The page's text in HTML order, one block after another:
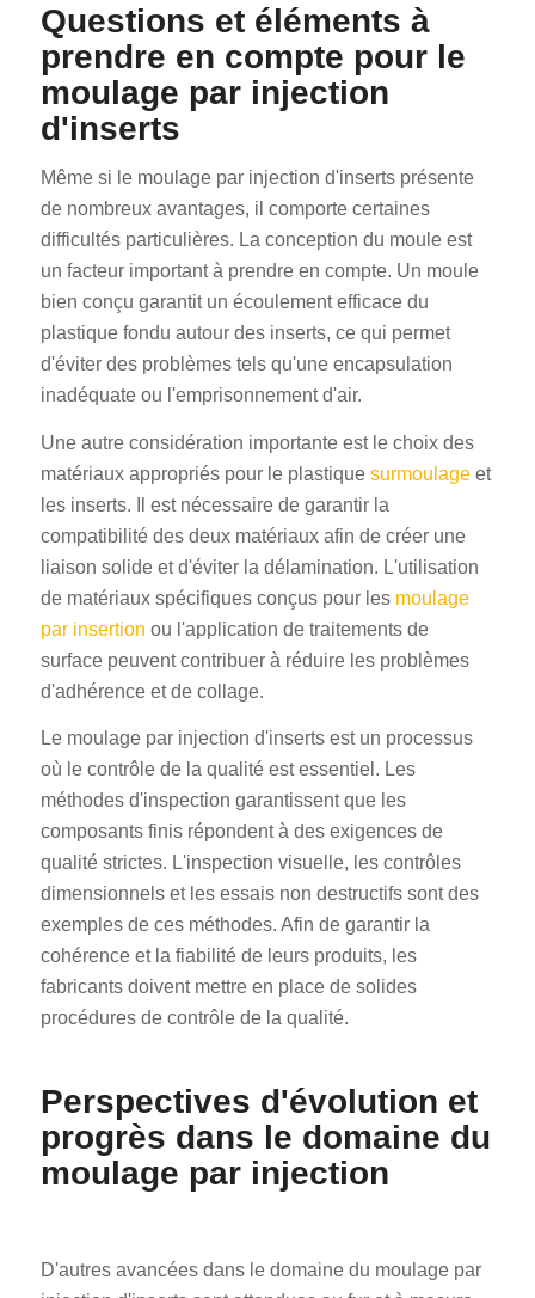
Questions et éléments à
prendre en compte pour le
moulage par injection
d'inserts
Même si le moulage par injection d'inserts présente
de nombreux avantages, il comporte certaines
difficultés particulières. La conception du moule est
un facteur important à prendre en compte. Un moule
bien conçu garantit un écoulement efficace du
plastique fondu autour des inserts, ce qui permet
d'éviter des problèmes tels qu'une encapsulation
inadéquate ou l'emprisonnement d'air.
Une autre considération importante est le choix des
matériaux appropriés pour le plastique surmoulageet
les inserts. Il est nécessaire de garantir la
compatibilité des deux matériaux afin de créer une
liaison solide et d'éviter la délamination. L'utilisation
de matériaux spécifiques conçus pour les moulage
par insertion ou l'application de traitements de
surface peuvent contribuer à réduire les problèmes
d'adhérence et de collage.
Le moulage par injection d'inserts est un processus
où le contrôle de la qualité est essentiel. Les
méthodes d'inspection garantissent que les
composants finis répondent à des exigences de
qualité strictes. L'inspection visuelle, les contrôles
dimensionnels et les essais non destructifs sont des
exemples de ces méthodes. Afin de garantir la
cohérence et la fiabilité de leurs produits, les
fabricants doivent mettre en place de solides
procédures de contrôle de la qualité.
Perspectives d'évolution et
progrès dans le domaine du
moulage par injection
D'autres avancées dans le domaine du moulage par